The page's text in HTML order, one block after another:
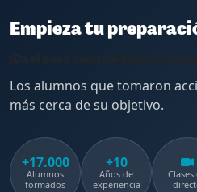
Empieza tu
Los alumnos que tomaron
más cerca de su objetivo.
+17.000
Alumnos
formados
+10
Años de
experiencia
Clases